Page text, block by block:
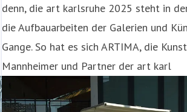
denn, die art karlsruhe 2025 steht in
die Aufbauarbeiten der Galerien und
Gange. So hat es sich ARTIMA, die
Mannheimer und Partner der art karl